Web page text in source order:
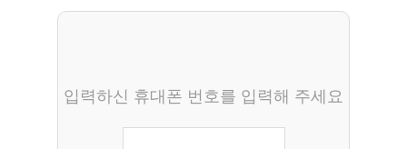
입력하신 휴대폰 번호를 입력해 주세요